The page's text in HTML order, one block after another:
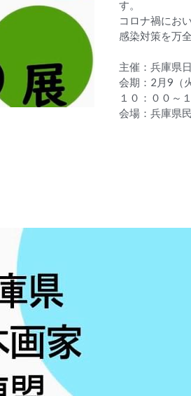
す。
コロナ禍にお
感染対策を万
主催：兵庫県
会期：2月9（
１０：０
会場：兵庫県